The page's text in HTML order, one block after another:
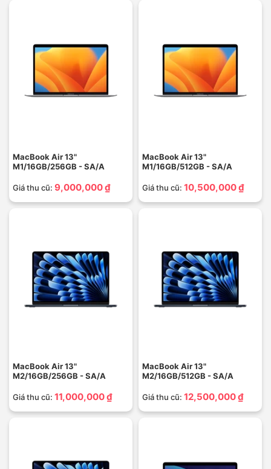
MacBook Air 13"
M1/16GB/256GB - SA/A
Giá thu cũ: 9,000,000 ₫
MacBook Air 13"
M1/16GB/512GB - SA/A
Giá thu cũ: 10,500,000 ₫
MacBook Air 13"
M2/16GB/256GB - SA/A
Giá thu cũ: 11,000,000 ₫
MacBook Air 13"
M2/16GB/512GB - SA/A
Giá thu cũ: 12,500,000 ₫